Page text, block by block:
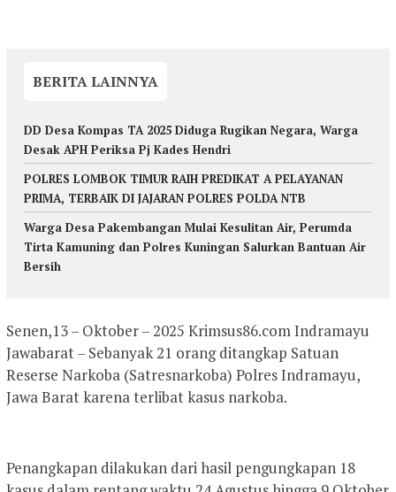
BERITA LAINNYA
DD Desa Kompas TA 2025 Diduga Rugikan Negara, Warga
Desak APH Periksa Pj Kades Hendri
POLRES LOMBOK TIMUR RAIH PREDIKAT A PELAYANAN
PRIMA, TERBAIK DI JAJARAN POLRES POLDA NTB
Warga Desa Pakembangan Mulai Kesulitan Air, Perumda
Tirta Kamuning dan Polres Kuningan Salurkan Bantuan Air
Bersih
Senen,13 – Oktober – 2025 Krimsus86.com Indramayu
Jawabarat – Sebanyak 21 orang ditangkap Satuan
Reserse Narkoba (Satresnarkoba) Polres Indramayu,
Jawa Barat karena terlibat kasus narkoba.
Penangkapan dilakukan dari hasil pengungkapan 18